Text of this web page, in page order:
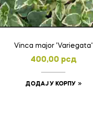
Vinca major ’Variegata‘
400,00 рсд
ДОДАЈ У КОРПУ